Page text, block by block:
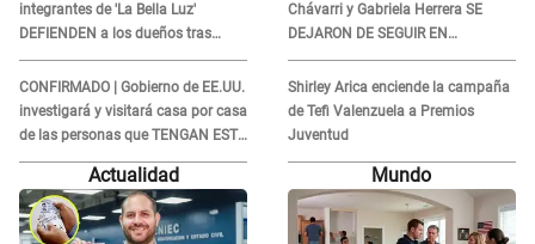
integrantes de 'La Bella Luz'
DEFIENDEN a los dueños tras
denuncia: “Nunca vimos nada...”
CONFIRMADO | Gobierno de EE.UU.
investigará y visitará casa por casa
de las personas que TENGAN ESTE
TRABAJO
Chávarri y Gabriela Herrera SE
DEJARON DE SEGUIR EN
INSTAGRAM y él ANUNCIÓ SU
RENUNCIA A SU PODCAST
Shirley Arica enciende la campaña
de Tefi Valenzuela a Premios
Juventud
Actualidad Mundo